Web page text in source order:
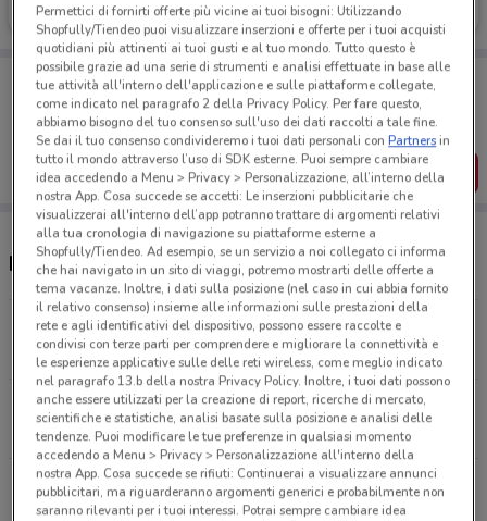
Scade il 06/10
Porta DoveConviene sempre con te!
Puoi trovare le migliori offerte dei negozi vicino a te,
salvarle e creare la tua lista del risparmio, comodamente
dal tuo cellulare.
SCARICA L’APP
Negozi Poste Italiane a Altamura
Viale Regina Margherita, 19 Altamura
141 m
CHIUSO
Via Forli', 6/B Altamura
760 m
CHIUSO
Via Gravina, 110 Altamura
974 m
CHIUSO
Permettici di fornirti offerte più vicine ai tuoi bisogni: Utilizzando
Shopfully/Tiendeo puoi visualizzare inserzioni e offerte per i tuoi acquisti
quotidiani più attinenti ai tuoi gusti e al tuo mondo. Tutto questo è
possibile grazie ad una serie di strumenti e analisi effettuate in base alle
tue attività all'interno dell'applicazione e sulle piattaforme collegate,
come indicato nel paragrafo 2 della Privacy Policy. Per fare questo,
abbiamo bisogno del tuo consenso sull'uso dei dati raccolti a tale fine.
Se dai il tuo consenso condivideremo i tuoi dati personali conPartnersin
tutto il mondo attraverso l’uso di SDK esterne. Puoi sempre cambiare
idea accedendo a Menu > Privacy > Personalizzazione, all’interno della
nostra App. Cosa succede se accetti: Le inserzioni pubblicitarie che
visualizzerai all'interno dell’app potranno trattare di argomenti relativi
alla tua cronologia di navigazione su piattaforme esterne a
Shopfully/Tiendeo. Ad esempio, se un servizio a noi collegato ci informa
che hai navigato in un sito di viaggi, potremo mostrarti delle offerte a
tema vacanze. Inoltre, i dati sulla posizione (nel caso in cui abbia fornito
il relativo consenso) insieme alle informazioni sulle prestazioni della
rete e agli identificativi del dispositivo, possono essere raccolte e
condivisi con terze parti per comprendere e migliorare la connettività e
le esperienze applicative sulle delle reti wireless, come meglio indicato
nel paragrafo 13.b della nostra Privacy Policy. Inoltre, i tuoi dati possono
anche essere utilizzati per la creazione di report, ricerche di mercato,
scientifiche e statistiche, analisi basate sulla posizione e analisi delle
tendenze. Puoi modificare le tue preferenze in qualsiasi momento
accedendo a Menu > Privacy > Personalizzazione all'interno della
nostra App. Cosa succede se rifiuti: Continuerai a visualizzare annunci
pubblicitari, ma riguarderanno argomenti generici e probabilmente non
saranno rilevanti per i tuoi interessi. Potrai sempre cambiare idea